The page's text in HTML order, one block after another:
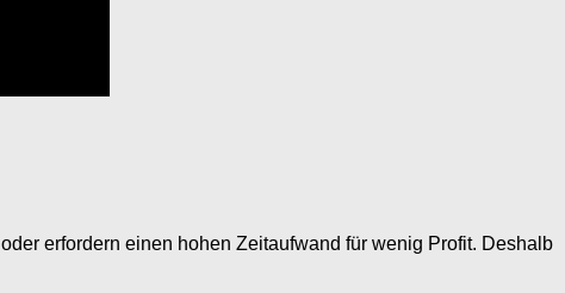
erfordern einen hohen Zeitaufwand für wenig Profit. Deshalb